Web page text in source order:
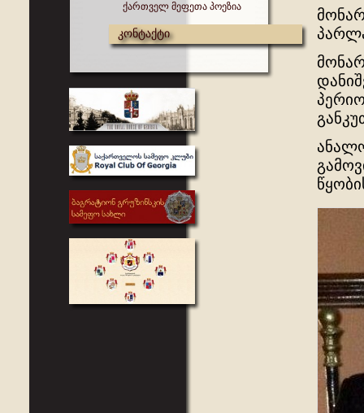
ქართველ მეფეთა პოეზია
კონტაქტი